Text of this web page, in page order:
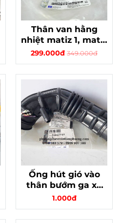
Thân van hằng
nhiệt matiz 1, matiz
2, matiz 3 - chính
hãng, bền bỉ
299.000đ 349.000đ
Ống hút gió vào
thân bướm ga xe
matiz 3 spark
m200 chính hãng
mã 96827737
1.000đ